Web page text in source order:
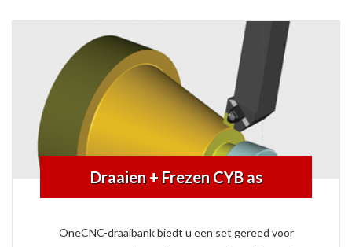
Draaien + Frezen CYB as
OneCNC-draaibank biedt u een set gereed voor